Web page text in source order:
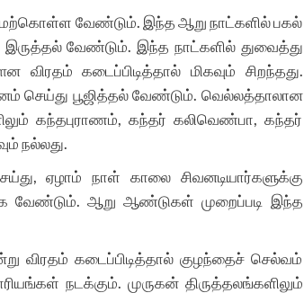
மேற்கொள்ள வேண்டும். இந்த ஆறு நாட்களில் பகல்
இருத்தல் வேண்டும். இந்த நாட்களில் துவைத்து
கடைப்பிடித்தால் மிகவும் சிறந்தது.
செய்து பூஜித்தல் வேண்டும். வெல்லத்தாலான
கந்தபுராணம், கந்தர் கலிவெண்பா, கந்தர்
நல்லது.
ஏழாம் நாள் காலை சிவனடியார்களுக்கு
வேண்டும். ஆறு ஆண்டுகள் முறைப்படி இந்த
விரதம் கடைப்பிடித்தால் குழந்தைச் செல்வம்
நடக்கும். முருகன் திருத்தலங்களிலும்